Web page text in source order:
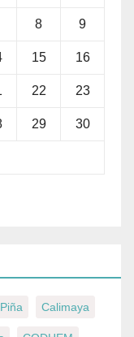
8 9
15 16
22 23
29 30
Calimaya